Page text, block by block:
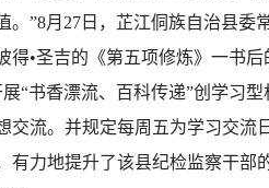
。”8月27日，芷江侗族自治县
•圣吉的《第五项修炼》一书后
“书香漂流、百科传递”创学习
交流。并规定每周五为学习交
有力地提升了该县纪检监察干部